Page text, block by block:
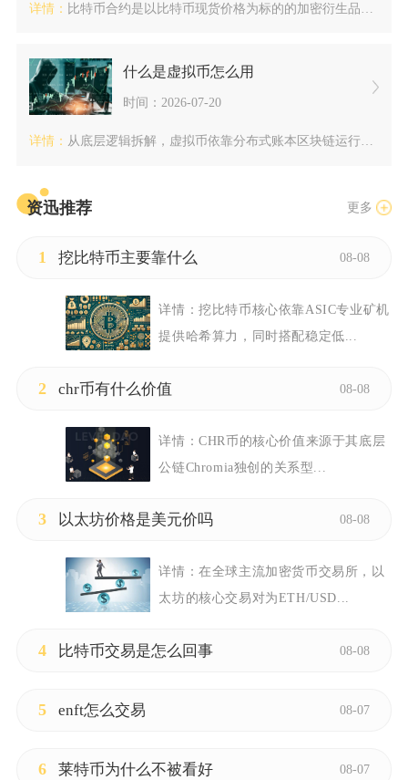
详情： 比特币合约是以比特币现货价格为标的的加密衍生品，交易依靠保证...
什么是虚拟币怎么用
时间：2026-07-20
详情： 从底层逻辑拆解，虚拟币依靠分布式账本区块链运行，每一笔转账记...
资迅推荐 更多
1 挖比特币主要靠什么 08-08
详情：挖比特币核心依靠ASIC专业矿机
提供哈希算力，同时搭配稳定低...
2 chr币有什么价值 08-08
详情：CHR币的核心价值来源于其底层
公链Chromia独创的关系型...
3 以太坊价格是美元价吗 08-08
详情：在全球主流加密货币交易所，以
太坊的核心交易对为ETH/USD...
4 比特币交易是怎么回事 08-08
5 enft怎么交易 08-07
6 莱特币为什么不被看好 08-07